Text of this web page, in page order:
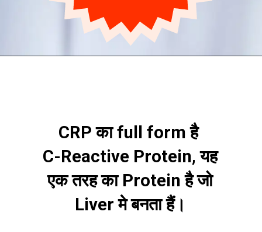
CRP का full form है
C-Reactive Protein, यह
एक तरह का Protein है जो
Liver मे बनता हैं।